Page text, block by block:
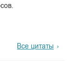
Все цитаты